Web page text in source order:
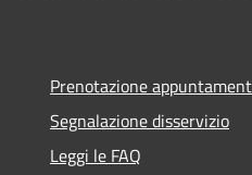
Prenotazione
Segnalazione disservizio
Leggi le FAQ